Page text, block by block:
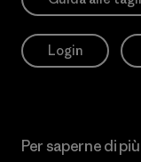
Login
Per saperne di più